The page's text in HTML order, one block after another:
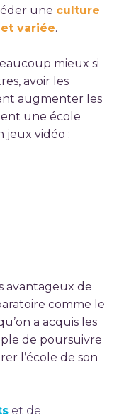
une culture
variée.
mieux si
avoir les
augmenter les
une école
jeux vidéo :
avantageux de
comme le
a acquis les
de poursuivre
l’école de son
et de